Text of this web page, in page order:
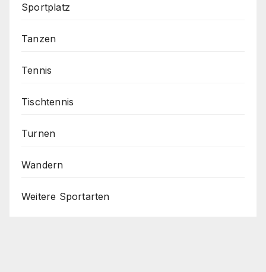
Sportplatz
Tanzen
Tennis
Tischtennis
Turnen
Wandern
Weitere Sportarten